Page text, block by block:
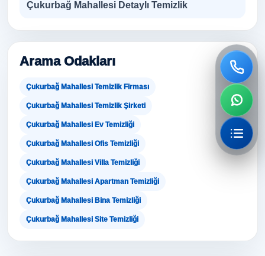
Çukurbağ Mahallesi Detaylı Temizlik
Arama Odakları
Çukurbağ Mahallesi Temizlik Firması
Çukurbağ Mahallesi Temizlik Şirketi
Çukurbağ Mahallesi Ev Temizliği
Çukurbağ Mahallesi Ofis Temizliği
Çukurbağ Mahallesi Villa Temizliği
Çukurbağ Mahallesi Apartman Temizliği
Çukurbağ Mahallesi Bina Temizliği
Çukurbağ Mahallesi Site Temizliği